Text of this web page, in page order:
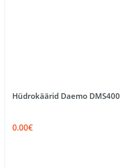
Hüdrokäärid Daemo DMS400
0.00€